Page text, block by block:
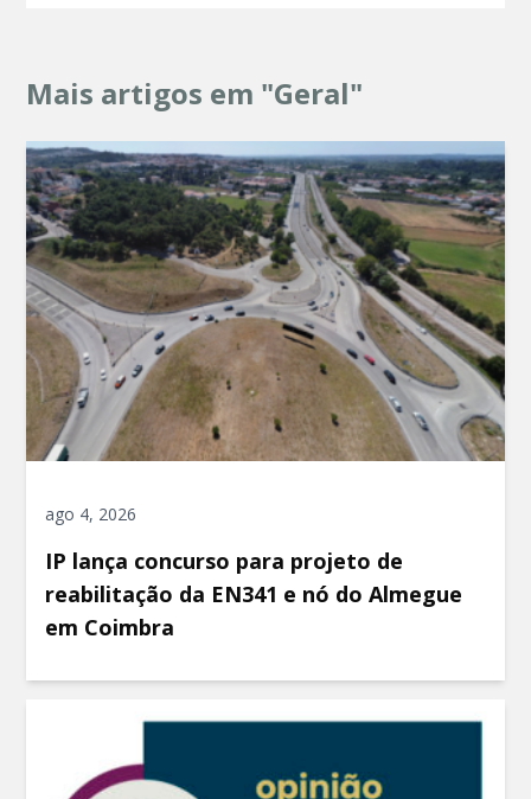
Mais artigos em "Geral"
ago 4, 2026
IP lança concurso para projeto de
reabilitação da EN341 e nó do Almegue
em Coimbra